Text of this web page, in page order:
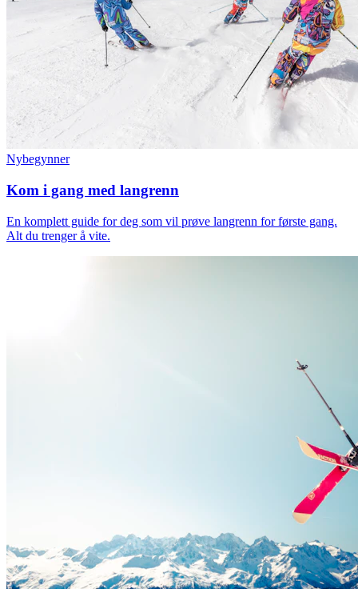
Nybegynner
Kom i gang med langrenn
En komplett guide for deg som vil prøve langrenn for første gang.
Alt du trenger å vite.